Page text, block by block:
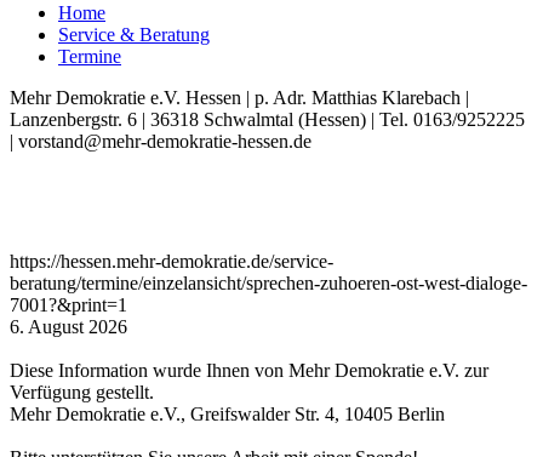
Home
Service & Beratung
Termine
Mehr Demokratie e.V. Hessen | p. Adr. Matthias Klarebach |
Lanzenbergstr. 6 | 36318 Schwalmtal (Hessen) | Tel. 0163/9252225
| vorstand@mehr-demokratie-hessen.de
https://hessen.mehr-demokratie.de/service-
beratung/termine/einzelansicht/sprechen-zuhoeren-ost-west-dialoge-
7001?&print=1
6. August 2026
Diese Information wurde Ihnen von Mehr Demokratie e.V. zur
Verfügung gestellt.
Mehr Demokratie e.V., Greifswalder Str. 4, 10405 Berlin